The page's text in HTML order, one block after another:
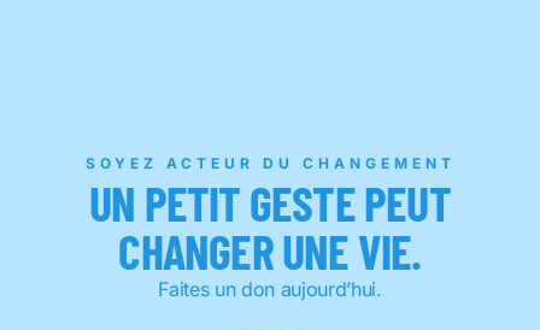
SOYEZ ACTEUR DU CHANGEMENT
UN PETIT GESTE PEUT
CHANGER UNE VIE.
Faites un don aujourd’hui.